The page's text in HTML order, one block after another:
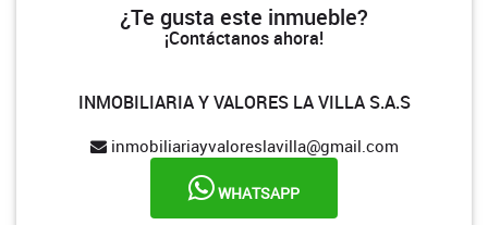
¿Te gusta este inmueble?
¡Contáctanos ahora!
INMOBILIARIA Y VALORES LA VILLA S.A.S
inmobiliariayvaloreslavilla@gmail.com
WHATSAPP